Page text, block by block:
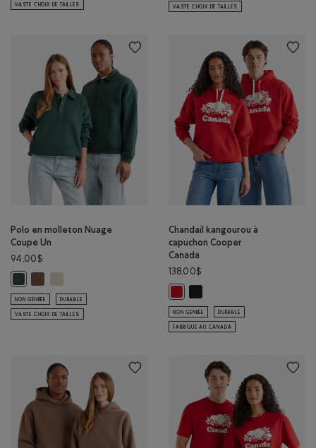
VASTE CHOIX DE TAILLES VASTE CHOIX DE TAILLES
Polo en molleton Nuage
Coupe Un
94,00$
Polo en molleton Nuage Coupe Un: OMBRE VERT Couleur
Polo en molleton Nuage Coupe Un: MÉLANGE BOIS D'ORME
Polo en molleton Nuage Coupe Un: BROUILLARD LONDONIEN
NON GENRÉE DURABLE
VASTE CHOIX DE TAILLES
Chandail kangourou à
capuchon Cooper
Canada
138,00$
NON GENRÉE DURABLE
FABRIQUÉ AU CANADA